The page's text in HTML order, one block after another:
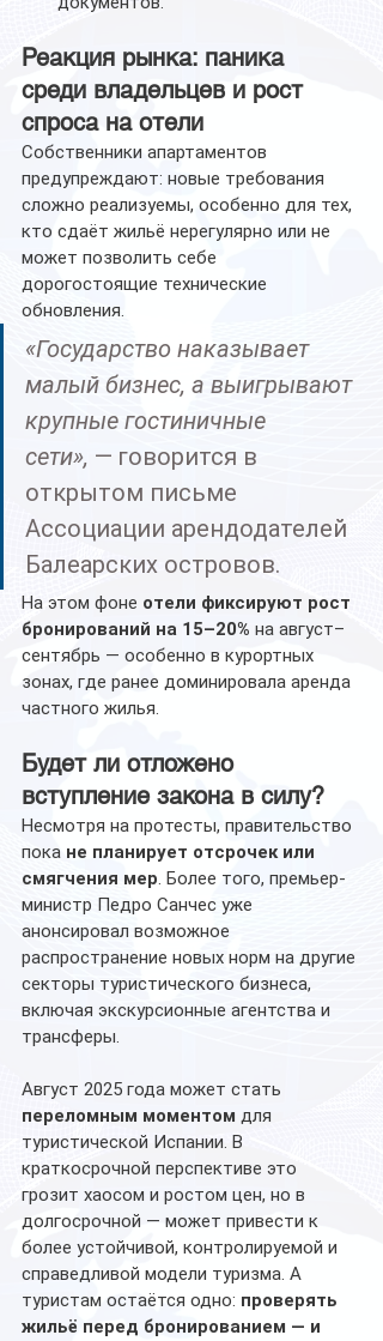
Реакция рынка: паника
среди владельцев и рост
спроса на отели
Собственники апартаментов
предупреждают: новые требования
сложно реализуемы, особенно для тех,
кто сдаёт жильё нерегулярно или не
может позволить себе
дорогостоящие технические
обновления.
«Государство наказывает
малый бизнес, а выигрывают
крупные гостиничные
сети», — говорится в
открытом письме
Ассоциации арендодателей
Балеарских островов.
На этом фоне отели фиксируют рост
бронирований на 15–20% на август–
сентябрь — особенно в курортных
зонах, где ранее доминировала аренда
частного жилья.
Будет ли отложено
вступление закона в силу?
Несмотря на протесты, правительство
пока не планирует отсрочек или
смягчения мер. Более того, премьер-
министр Педро Санчес уже
анонсировал возможное
распространение новых норм на другие
секторы туристического бизнеса,
включая экскурсионные агентства и
трансферы.
Август 2025 года может стать
переломным моментом для
туристической Испании. В
краткосрочной перспективе это
грозит хаосом и ростом цен, но в
долгосрочной — может привести к
более устойчивой, контролируемой и
справедливой модели туризма. А
туристам остаётся одно: проверять
жильё перед бронированием — и